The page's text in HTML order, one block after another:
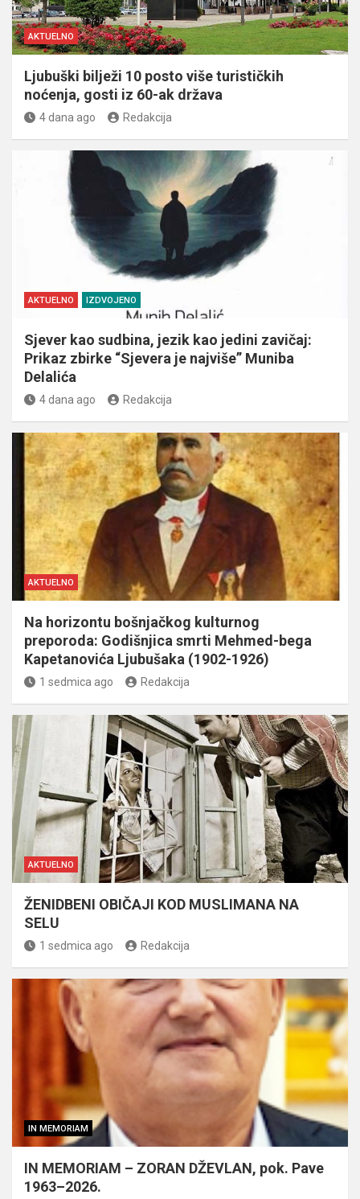
AKTUELNO
Ljubuški bilježi 10 posto više turističkih
noćenja, gosti iz 60-ak država
4 dana ago Redakcija
AKTUELNO IZDVOJENO
Sjever kao sudbina, jezik kao jedini zavičaj:
Prikaz zbirke “Sjevera je najviše” Muniba
Delalića
4 dana ago Redakcija
AKTUELNO
Na horizontu bošnjačkog kulturnog
preporoda: Godišnjica smrti Mehmed-bega
Kapetanovića Ljubušaka (1902-1926)
1 sedmica ago Redakcija
AKTUELNO
ŽENIDBENI OBIČAJI KOD MUSLIMANA NA
SELU
1 sedmica ago Redakcija
IN MEMORIAM
IN MEMORIAM – ZORAN DŽEVLAN, pok. Pave
1963–2026.